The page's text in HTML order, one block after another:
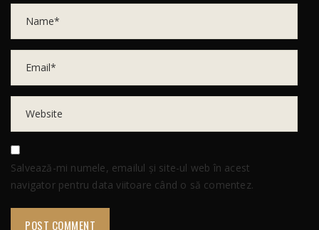
Salvează-mi numele, emailul și site-ul web în acest
navigator pentru data viitoare când o să comentez.